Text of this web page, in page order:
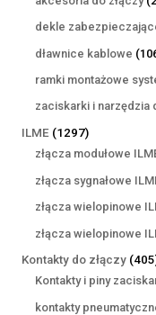
dekle
dławnice kablowe
ramki montażowe
zaciskarki i narzędzia
ILME 12971297
produktów
złącza modułowe
złącza sygnałowe
złącza wielopinowe
złącza wielopinowe
Kontakty do złączy 405
Kontakty i piny
kontakty